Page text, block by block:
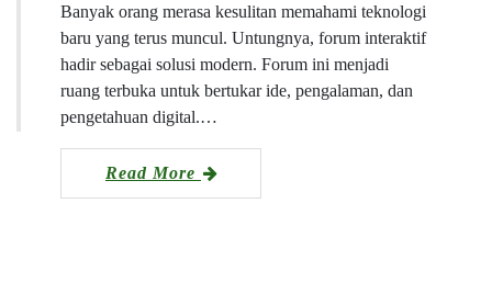
Banyak orang merasa kesulitan memahami teknologi
baru yang terus muncul. Untungnya, forum interaktif
hadir sebagai solusi modern. Forum ini menjadi
ruang terbuka untuk bertukar ide, pengalaman, dan
pengetahuan digital.…
Read More